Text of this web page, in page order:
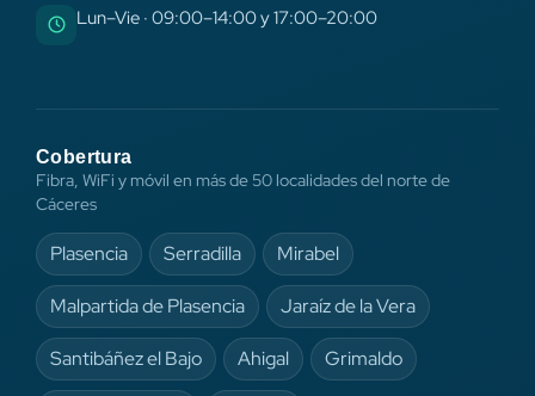
Lun–Vie · 09:00–14:00 y 17:00–20:00
Cobertura
Fibra, WiFi y móvil en más de 50 localidades del norte de
Cáceres
Plasencia Serradilla Mirabel
Malpartida de Plasencia Jaraíz de la Vera
Santibáñez el Bajo Ahigal Grimaldo